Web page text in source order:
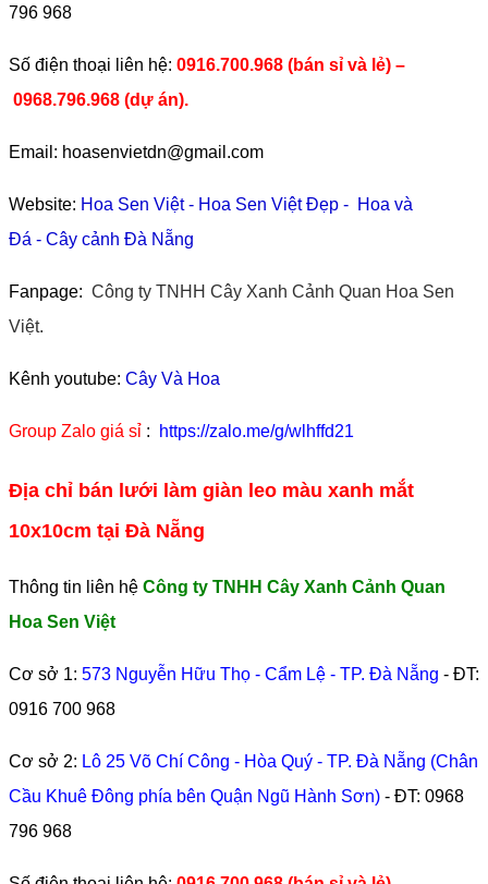
796 968
​Số điện thoại liên hệ: 0916.700.968 (bán sỉ và lẻ) –
0968.796.968 (dự án).
Email: hoasenvietdn@gmail.com
Website: Hoa Sen Việt- Hoa Sen Việt Đẹp - Hoa và
Đá - Cây cảnh Đà Nẵng
Fanpage: Công ty TNHH Cây Xanh Cảnh Quan Hoa Sen
Việt.
Kênh youtube: Cây Và Hoa
Group Zalo giá sỉ : https://zalo.me/g/wlhffd21
Địa chỉ bán lưới làm giàn leo màu xanh mắt
10x10cm tại Đà Nẵng
Thông tin liên hệ Công ty TNHH Cây Xanh Cảnh Quan
Hoa Sen Việt
Cơ sở 1: 573 Nguyễn Hữu Thọ - Cẩm Lệ - TP. Đà Nẵng - ĐT:
0916 700 968
Cơ sở 2: Lô 25 Võ Chí Công - Hòa Quý - TP. Đà Nẵng (Chân
Cầu Khuê Đông phía bên Quận Ngũ Hành Sơn) - ĐT: 0968
796 968